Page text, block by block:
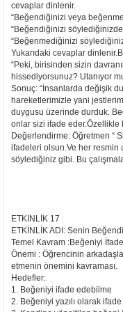
cevaplar dinlenir.
“Beğendiğinizi veya
“Beğendiğinizi
“Beğenmediğinizi
Yukarıdaki cevaplar
“Peki, birisinden sizin
hissediyorsunuz? Utanıyor
Sonuç: “İnsanlarda değişik
hareketlerimizle yani
duygusu üzerinde durduk.
onlar sizi ifade eder.Özellikle
Değerlendirme: Öğretmen “
ifadeleri olsun.Ve her resmin
söylediğiniz gibi. Bu
ETKİNLİK 17
ETKİNLİK ADI: Senin
Temel Kavram :Beğeniyi
Önemi : Öğrencinin
etmenin önemini kavraması.
Hedefler:
1. Beğeniyi ifade edebilme
2. Beğeniyi yazılı olarak